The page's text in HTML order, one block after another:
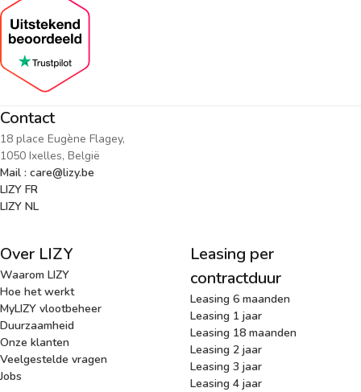
Contact
18 place Eugène Flagey,
1050 Ixelles, België
Mail : care@lizy.be
LIZY FR
LIZY NL
Over LIZY
Waarom LIZY
Hoe het werkt
MyLIZY vlootbeheer
Duurzaamheid
Onze klanten
Veelgestelde vragen
Jobs
Leasing per
contractduur
Leasing 6 maanden
Leasing 1 jaar
Leasing 18 maanden
Leasing 2 jaar
Leasing 3 jaar
Leasing 4 jaar